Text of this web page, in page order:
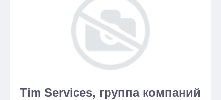
Tim Services, группа компаний